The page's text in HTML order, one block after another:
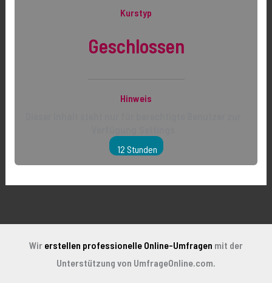
Kurstyp
Geschlossen
Hinweis
12 Stunden
Wir erstellen professionelle Online-Umfragen mit der
Unterstützung von UmfrageOnline.com.